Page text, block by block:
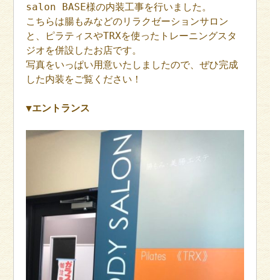
salon BASE様の内装工事を行いました。
こちらは腸もみなどのリラクゼーションサロン
と、ピラティスやTRXを使ったトレーニングスタ
ジオを併設したお店です。
写真をいっぱい用意いたしましたので、ぜひ完成
した内装をご覧ください！
▼エントランス